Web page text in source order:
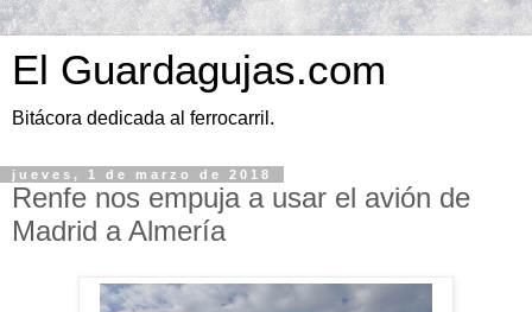
El Guardagujas.com
Bitácora dedicada al ferrocarril.
jueves, 1 de marzo de 2018
Renfe nos empuja a usar el avión de
Madrid a Almería